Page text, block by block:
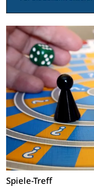
Spiele-Treff